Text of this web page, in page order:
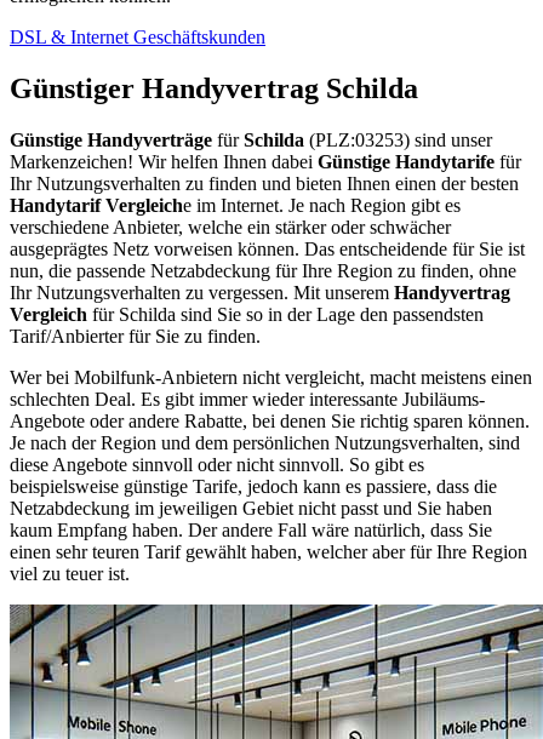
DSL & Internet Geschäftskunden
Günstiger Handyvertrag Schilda
Günstige Handyverträge fürSchilda (PLZ:03253) sind unser
Markenzeichen! Wir helfen Ihnen dabei Günstige Handytarife für
Ihr Nutzungsverhalten zu finden und bieten Ihnen einen der besten
Handytarif Vergleiche im Internet. Je nach Region gibt es
verschiedene Anbieter, welche ein stärker oder schwächer
ausgeprägtes Netz vorweisen können. Das entscheidende für Sie ist
nun, die passende Netzabdeckung für Ihre Region zu finden, ohne
Ihr Nutzungsverhalten zu vergessen. Mit unserem Handyvertrag
Vergleich für Schilda sind Sie so in der Lage den passendsten
Tarif/Anbierter für Sie zu finden.
Wer bei Mobilfunk-Anbietern nicht vergleicht, macht meistens einen
schlechten Deal. Es gibt immer wieder interessante Jubiläums-
Angebote oder andere Rabatte, bei denen Sie richtig sparen können.
Je nach der Region und dem persönlichen Nutzungsverhalten, sind
diese Angebote sinnvoll oder nicht sinnvoll. So gibt es
beispielsweise günstige Tarife, jedoch kann es passiere, dass die
Netzabdeckung im jeweiligen Gebiet nicht passt und Sie haben
kaum Empfang haben. Der andere Fall wäre natürlich, dass Sie
einen sehr teuren Tarif gewählt haben, welcher aber für Ihre Region
viel zu teuer ist.